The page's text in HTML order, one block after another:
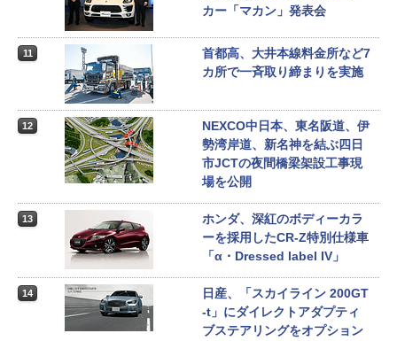
カー「マカン」発表会
11
首都高、大井本線料金所など7
カ所で一斉取り締まりを実施
12
NEXCO中日本、東名阪道、伊
勢湾岸道、新名神を結ぶ四日
市JCTの夜間橋梁架設工事現
場を公開
13
ホンダ、深紅のボディーカラ
ーを採用したCR-Z特別仕様車
「α・Dressed label IV」
14
日産、「スカイライン 200GT
-t」にダイレクトアダプティ
ブステアリングをオプション